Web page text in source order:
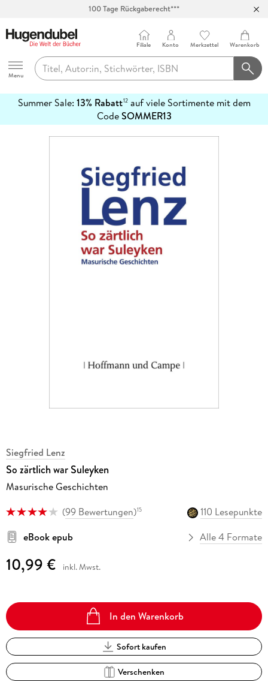
100 Tage Rückgaberecht***
Hugendubel
Menu
Filiale Konto Merkzettel Warenkorb
Summer Sale: 13% Rabatt12auf viele Sortimente mit dem
CodeSOMMER13
erfahren
Siegfried Lenz
So zärtlich war Suleyken
Masurische Geschichten
(99 Bewertungen)15
110 Lesepunkte
eBook epub
Alle 4 Formate
10,99 € inkl. Mwst.
In den Warenkorb
Sofort kaufen
Verschenken